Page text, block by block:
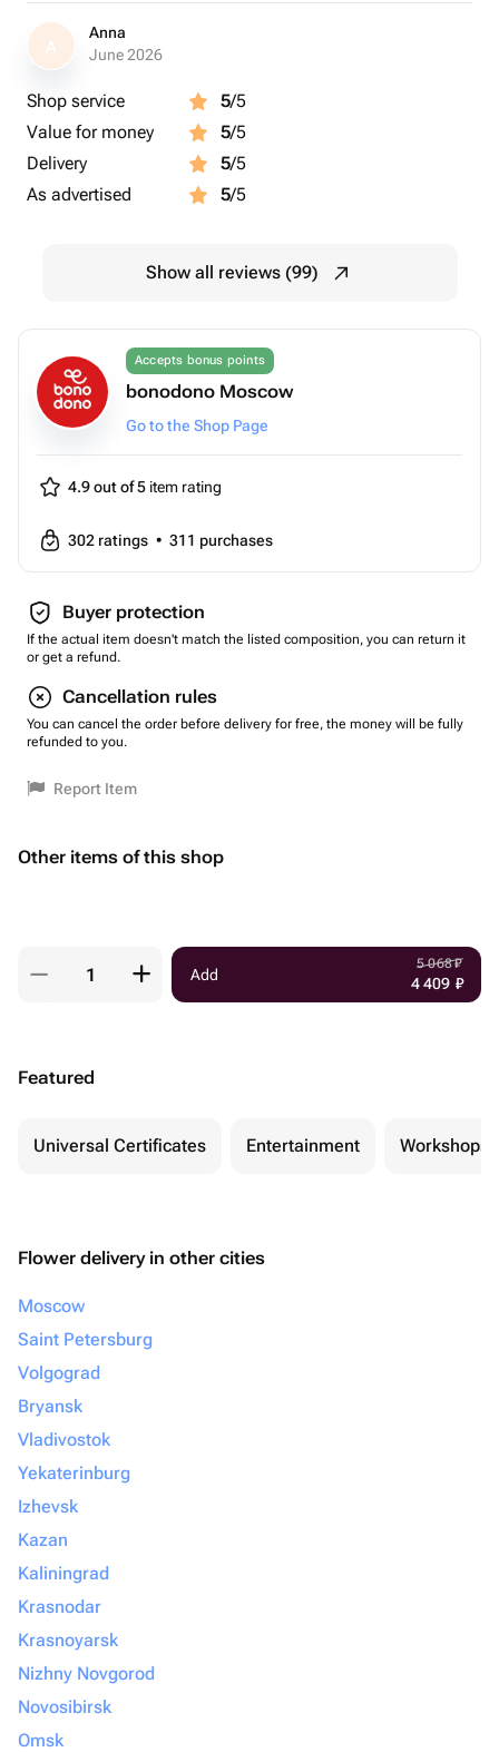
A
Anna
June 2026
Shop service 5/5
Value for money
5/5
Delivery
5/5
As advertised
5/5
Show all reviews (99)
Accepts bonus points
bonodono Moscow
Go to the Shop Page
4.9 out of 5 item rating
302 ratings • 311 purchases
Buyer protection
If the actual item doesn't match the listed composition, you can return it
or get a refund.
Cancellation rules
You can cancel the order before delivery for free, the money will be fully
refunded to you.
Report Item
Other items of this shop
Add
5 068₽
4 409 ₽
Featured
Universal Certificates Entertainment Workshops
Flower delivery in other cities
Moscow
Saint Petersburg
Volgograd
Bryansk
Vladivostok
Yekaterinburg
Izhevsk
Kazan
Kaliningrad
Krasnodar
Krasnoyarsk
Nizhny Novgorod
Novosibirsk
Omsk